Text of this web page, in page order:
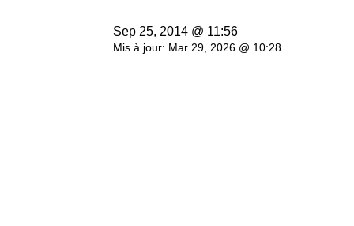
Sep 25, 2014 @ 11:56
Mis à jour: Mar 29, 2026 @ 10:28